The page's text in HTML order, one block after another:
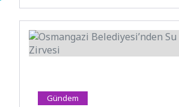
Gündem